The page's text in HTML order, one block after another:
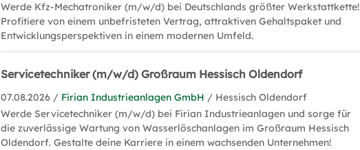
Werde Kfz-Mechatroniker (m/w/d) bei Deutschlands größter Werkstattkette!
Profitiere von einem unbefristeten Vertrag, attraktiven Gehaltspaket und
Entwicklungsperspektiven in einem modernen Umfeld.
Servicetechniker (m/w/d) Großraum Hessisch Oldendorf
07.08.2026 / Firian Industrieanlagen GmbH / Hessisch Oldendorf
Werde Servicetechniker (m/w/d) bei Firian Industrieanlagen und sorge für
die zuverlässige Wartung von Wasserlöschanlagen im Großraum Hessisch
Oldendorf. Gestalte deine Karriere in einem wachsenden Unternehmen!